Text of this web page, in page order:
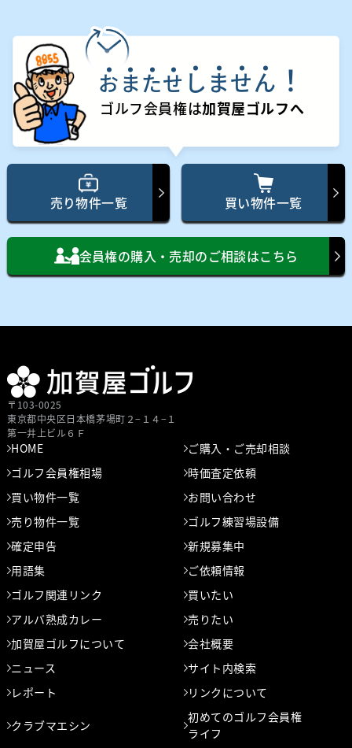
おまたせ し ません ！
ゴルフ会員権は加賀屋ゴルフへ
売り物件一覧 買い物件一覧
会員権の購入・売却のご相談はこちら
〒103-0025
東京都中央区⽇本橋茅場町２−１４−１
第⼀井上ビル６Ｆ
HOME
ご購入・ご売却相談
ゴルフ会員権相場
時価査定依頼
買い物件一覧
お問い合わせ
売り物件一覧
ゴルフ練習場設備
確定申告
新規募集中
用語集
ご依頼情報
ゴルフ関連リンク
買いたい
アルバ熟成カレー
売りたい
加賀屋ゴルフについて
会社概要
ニュース
サイト内検索
レポート
リンクについて
クラブマエシン
初めてのゴルフ会員権
ライフ